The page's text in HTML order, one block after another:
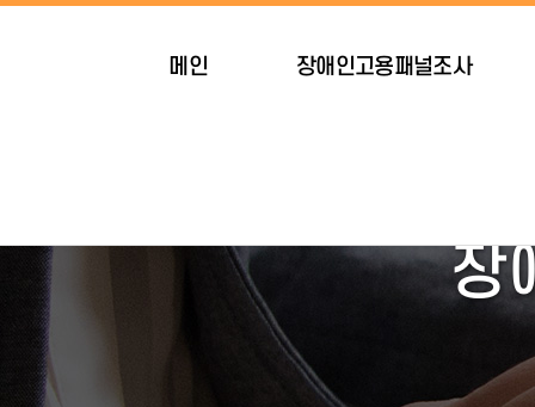
메인 장애인고용패널조사
장